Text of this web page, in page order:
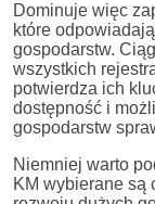
Dominuje więc
które
gospodarstw.
wszystkich
potwierdza ich
dostępność i
gospodarstw
Niemniej warto
KM wybierane są